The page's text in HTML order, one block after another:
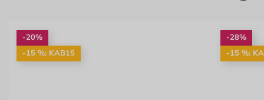
-20%
-15 %: KAB15
-28%
-15 %: